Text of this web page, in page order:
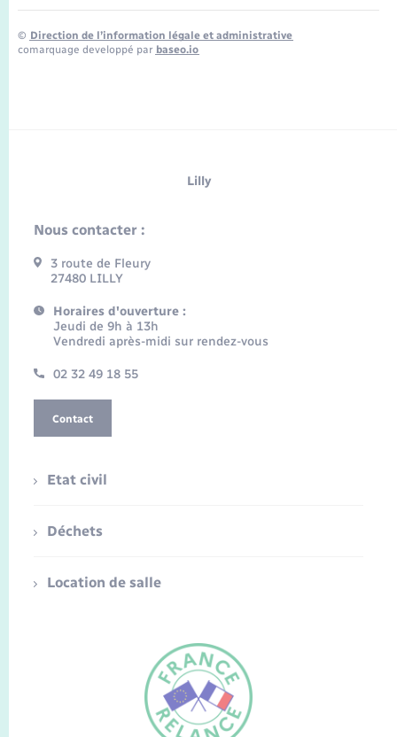
© Direction de l’information légale et administrative
comarquage developpé par baseo.io
Lilly
Nous contacter :
3 route de Fleury
27480 LILLY
Horaires d'ouverture :
Jeudi de 9h à 13h
Vendredi après-midi sur rendez-vous
02 32 49 18 55
Contact
Etat civil
Déchets
Location de salle